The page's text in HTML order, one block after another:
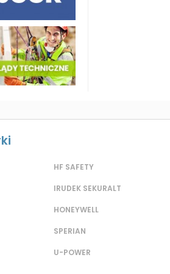
HF SAFETY
IRUDEK SEKURALT
HONEYWELL
SPERIAN
U-POWER